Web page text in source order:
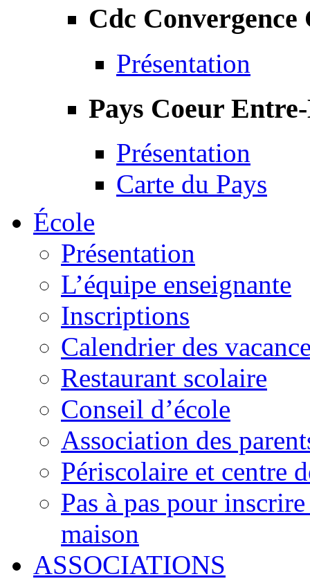
Cdc Convergence
Présentation
Pays Coeur
Présentation
Carte du Pays
École
Présentation
L’équipe enseignante
Inscriptions
Calendrier des
Restaurant scolaire
Conseil d’école
Association des
Périscolaire et centre
Pas à pas pour
maison
ASSOCIATIONS